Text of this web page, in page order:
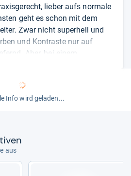
lieber aufs normale
geht es schon mit dem
Zwar nicht superhell und
und Kontraste nur auf
Aber, bei einem
via externem USB-Speicher
sogar einen Online-Zugang.
leider nur über
wie etwa einen Smart Speaker.
Info wird geladen...
aus